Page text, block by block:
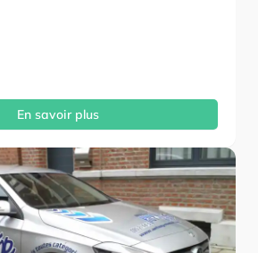
En savoir plus